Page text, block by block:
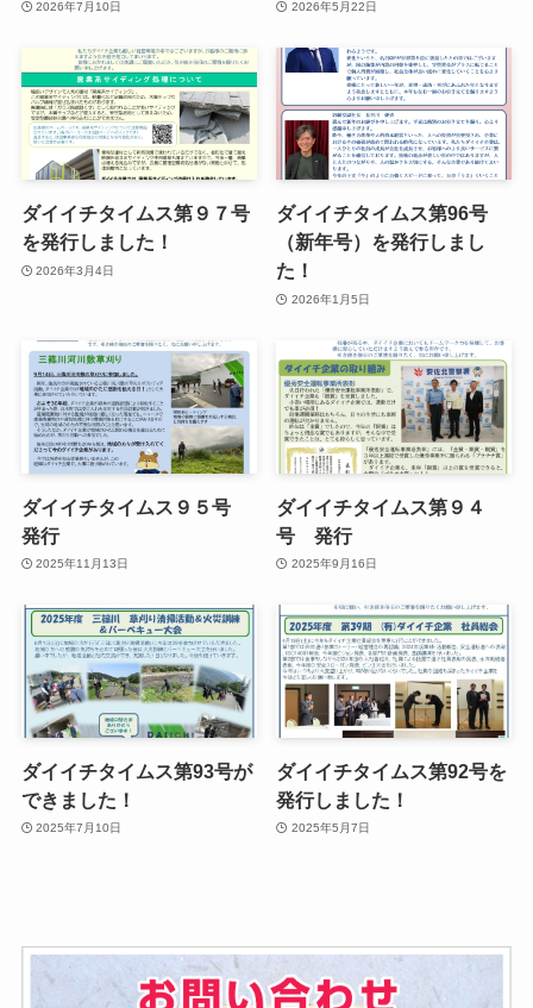
2026年7月10日 2026年5月22日
ダイイチタイムス第９７号
を発行しました！
2026年3月4日
ダイイチタイムス第96号
（新年号）を発行しまし
た！
2026年1月5日
ダイイチタイムス９５号
発行
2025年11月13日
ダイイチタイムス第９４
号 発行
2025年9月16日
ダイイチタイムス第93号が
できました！
2025年7月10日
ダイイチタイムス第92号を
発行しました！
2025年5月7日